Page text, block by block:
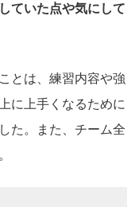
ていた点や気にして
とは、練習内容や強
に上手くなるために
た。また、チーム全